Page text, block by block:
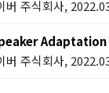
버 주식회사,
버 주식회사,